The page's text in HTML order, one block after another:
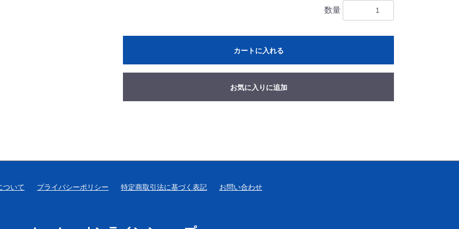
数量
カートに入れる
お気に入りに追加
ついて プライバシーポリシー 特定商取引法に基づく表記 お問い合わせ